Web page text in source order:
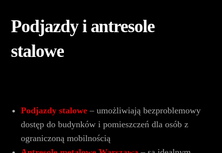
Podjazdy i antresole
stalowe
Podjazdy stalowe –umożliwiają bezproblemowy
dostęp do budynków i pomieszczeń dla osób z
ograniczoną mobilnością